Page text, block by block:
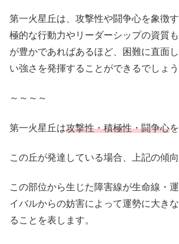
第一火星丘は、攻撃性や闘争心を象徴
極的な行動力やリーダーシップの資質
が豊かであればあるほど、困難に直面
い強さを発揮することができるでしょう
～～～～
第一火星丘は攻撃性・積極性・闘争心
この丘が発達している場合、上記の傾
この部位から生じた障害線が生命線・
イバルからの妨害によって運勢に大き
ることを表します。